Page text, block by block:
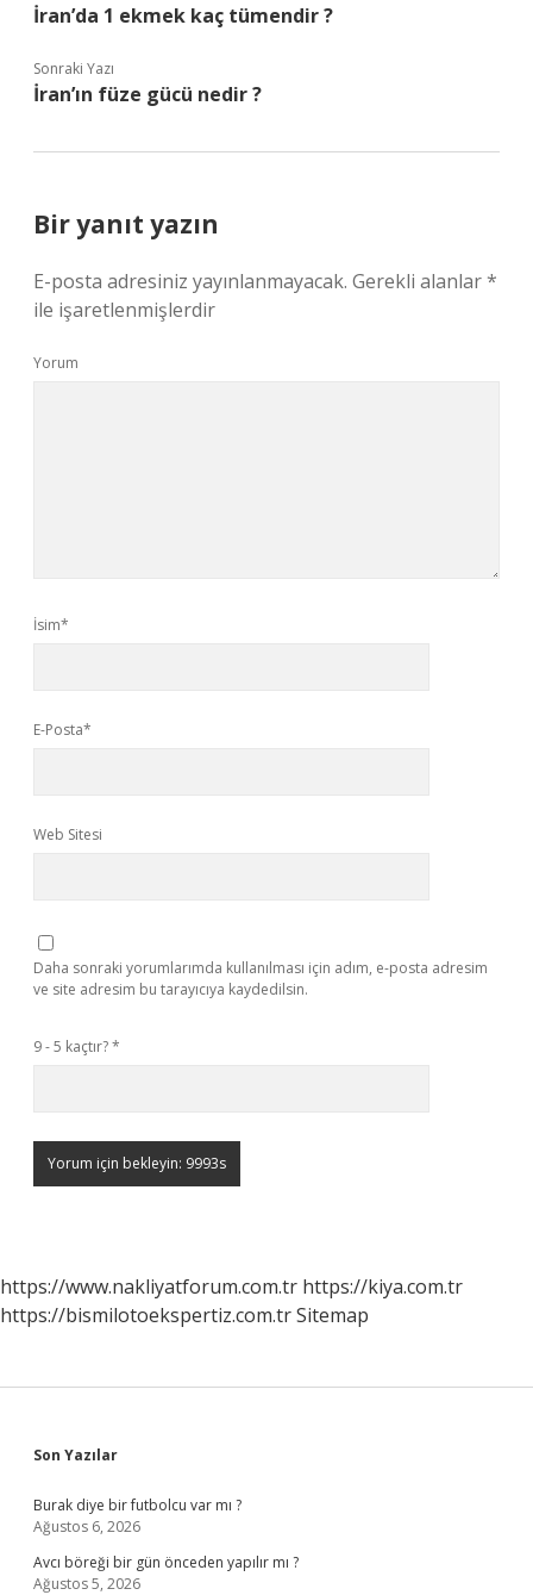
İran’da 1 ekmek kaç tümendir ?
Sonraki Yazı
İran’ın füze gücü nedir ?
Bir yanıt yazın
E-posta adresiniz yayınlanmayacak. Gerekli alanlar*
ile işaretlenmişlerdir
Yorum
İsim*
E-Posta*
Web Sitesi
Daha sonraki yorumlarımda kullanılması için adım, e-posta adresim
ve site adresim bu tarayıcıya kaydedilsin.
9 - 5 kaçtır?*
https://www.nakliyatforum.com.tr https://kiya.com.tr
https://bismilotoekspertiz.com.trSitemap
Sidebar
Son Yazılar
Burak diye bir futbolcu var mı ?
Ağustos 6, 2026
Avcı böreği bir gün önceden yapılır mı ?
Ağustos 5, 2026